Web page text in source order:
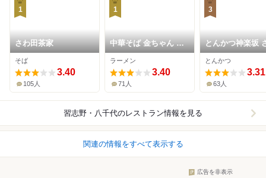
1
さわ田茶家
そば
3.40
105人
1
中華そば 金ちゃん 本
店
ラーメン
3.40
71人
3
とんかつ神楽坂
ら 八千代大和田
とんかつ
3.31
63人
習志野・八千代のレストラン情報を見る
関連の情報をすべて表示する
広告を非表示